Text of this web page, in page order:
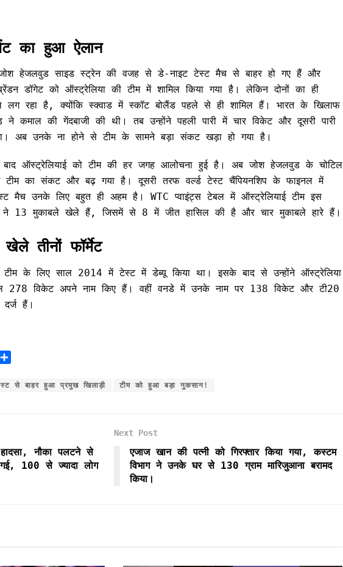
का हुआ ऐलान
जोश हेजलवुड साइड स्ट्रेन की वजह से डे-नाइट टेस्ट मैच से बाहर हो गए हैं और
डॉगेट को ऑस्ट्रेलिया की टीम में शामिल किया गया है। लेकिन दोनों का ही
लग रहा है, क्योंकि स्क्वाड में स्कॉट बोलैंड पहले से ही शामिल हैं। भारत के खिलाफ
कमाल की गेंदबाजी की थी। तब उन्होंने पहली पारी में चार विकेट और दूसरी पारी
अब उनके ना होने से टीम के सामने बड़ा संकट खड़ा हो गया है।
बाद ऑस्ट्रेलियाई को टीम की हर जगह आलोचना हुई है। अब जोश हेजलवुड के चोटिल
टीम का संकट और बढ़ गया है। दूसरी तरफ वर्ल्ड टेस्ट चैंपियनशिप के फाइनल में
मैच उनके लिए बहुत ही अहम है। WTC प्वाइंट्स टेबल में ऑस्ट्रेलियाई टीम इस
ने 13 मुकाबले खेले हैं, जिसमें से 8 में जीत हासिल की है और चार मुकाबले हारे हैं।
तीनों फॉर्मेट
के लिए साल 2014 में टेस्ट में डेब्यू किया था। इसके बाद से उन्होंने ऑस्ट्रेलिया
विकेट अपने नाम किए हैं। वहीं वनडे में उनके नाम पर 138 विकेट और टी20
हैं।
a
से बाहर हुआ प्रमुख खिलाड़ी टीम को हुआ बड़ा नुकसान!
नौका पलटने से
100 से ज्यादा लोग
Next Post
एजाज खान की पत्नी को गिरफ्तार किया गया, कस्टम
विभाग ने उनके घर से 130 ग्राम मारिजुआना बरामद
किया।